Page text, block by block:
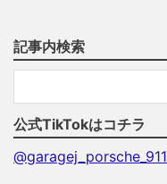
記事内検索
公式TikTokはコチラ
@garagej_porsche_911